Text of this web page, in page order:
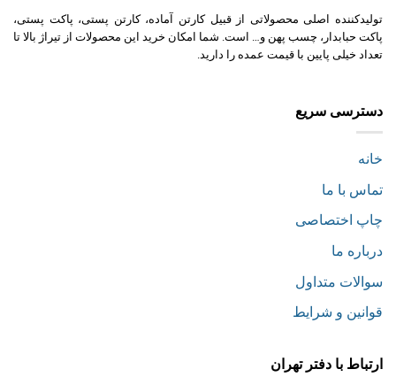
تولیدکننده اصلی محصولاتی از قبیل کارتن آماده، کارتن پستی، پاکت پستی،
پاکت حبابدار، چسب پهن و… است. شما امکان خرید این محصولات از تیراژ بالا تا
تعداد خیلی پایین با قیمت عمده را دارید.
دسترسی سریع
خانه
تماس با ما
چاپ اختصاصی
درباره ما
سوالات متداول
قوانین و شرایط
ارتباط با دفتر تهران